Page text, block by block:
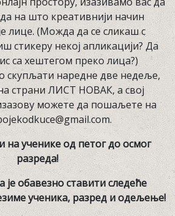
на што креативнији начин
лице. (Можда да се сликаш с
стикеру некој апликацији? Да
са хештегом преко лица?)
скупљати наредне две недеље,
страни ЛИСТ НОВАК, а свој
можете да пошаљете на
на ученике од петог до осмог
разреда!
је обавезно ставити следеће
ученика, разред и одељење!